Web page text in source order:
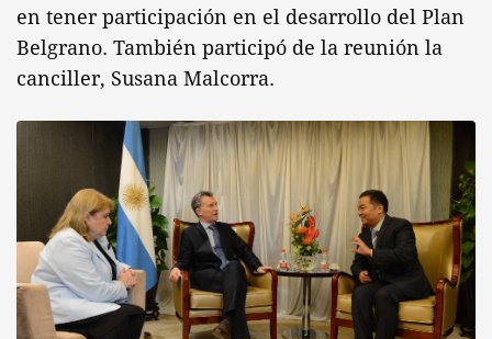
en tener participación en el desarrollo del Plan
Belgrano. También participó de la reunión la
canciller, Susana Malcorra.